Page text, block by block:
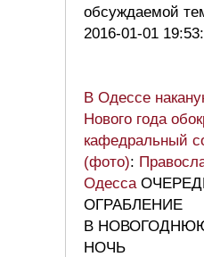
обсуждаемой
2016-01-01
В Одессе
Нового года
кафедральный
(фото):
Одесса
ОГРАБЛЕНИЕ
В
НОЧЬ